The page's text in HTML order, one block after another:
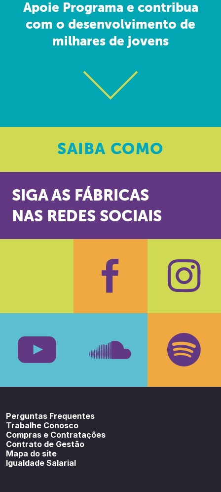
Apoie Programa e contribua
com o desenvolvimento de
milhares de jovens
SAIBA COMO
SIGA AS FÁBRICAS
NAS REDES SOCIAIS
Facebook
Perguntas Frequentes
Trabalhe Conosco
Compras e Contratações
Contrato de Gestão
Mapa do site
Igualdade Salarial